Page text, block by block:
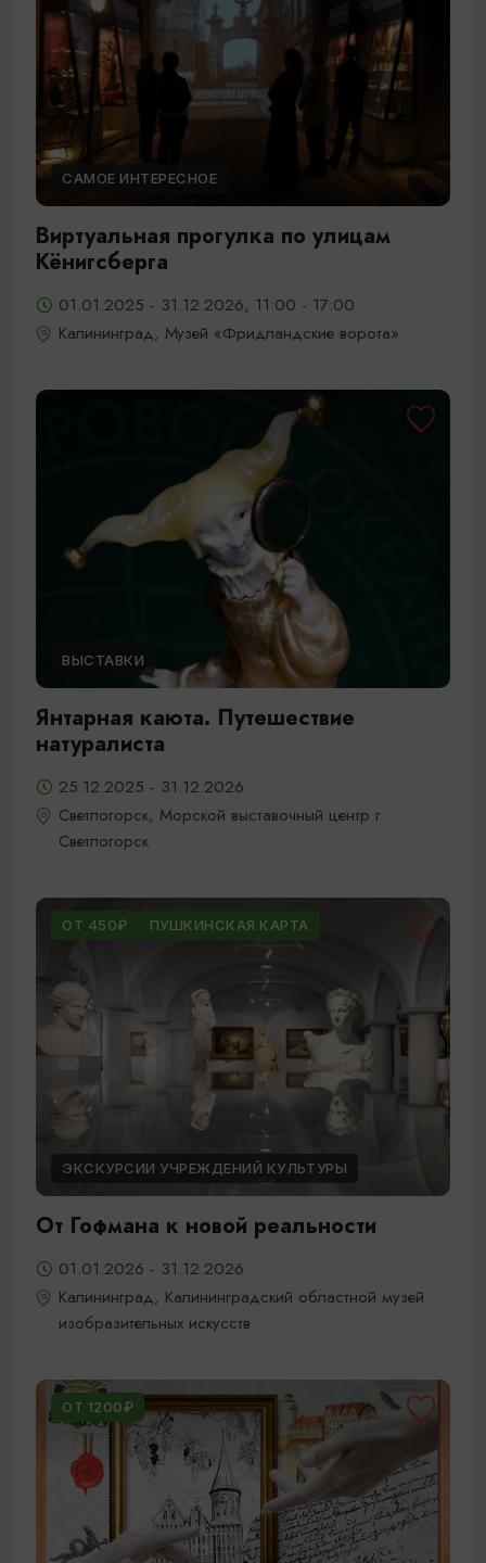
САМОЕ ИНТЕРЕСНОЕ
Виртуальная прогулка по улицам
Кёнигсберга
01.01.2025 - 31.12.2026, 11:00 - 17:00
Калининград, Музей «Фридландские ворота»
ВЫСТАВКИ
Янтарная каюта. Путешествие
натуралиста
25.12.2025 - 31.12.2026
Светлогорск, Морской выставочный центр г.
Светлогорск
ОТ 450₽ ПУШКИНСКАЯ КАРТА
ЭКСКУРСИИ УЧРЕЖДЕНИЙ КУЛЬТУРЫ
От Гофмана к новой реальности
01.01.2026 - 31.12.2026
Калининград, Калининградский областной музей
изобразительных искусств
ОТ 1200₽